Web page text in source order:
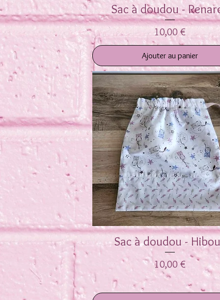
Aperçu rapide
Sac à doudou -
Prix
10,00 €
Ajouter au panier
Aperçu rapide
Sac à doudou -
Prix
10,00 €